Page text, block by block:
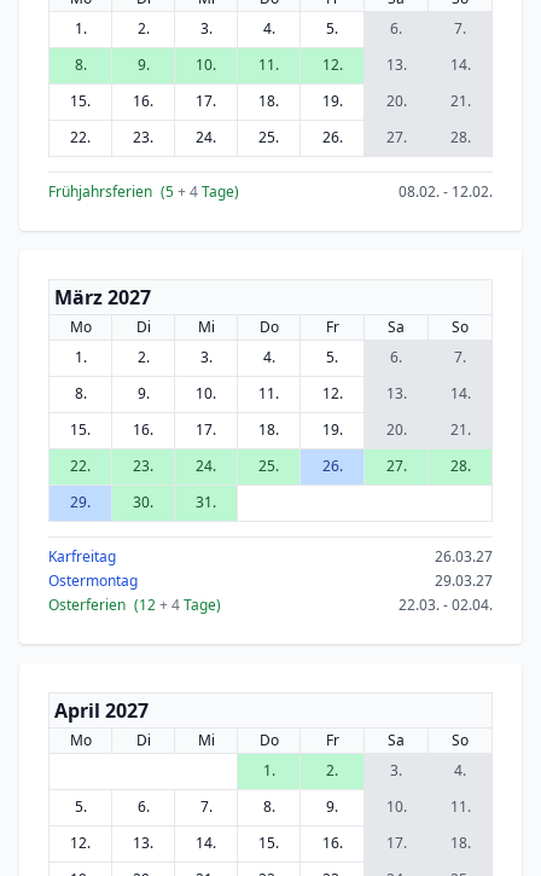
1.
2. 3. 4. 5. 6.
7.
8.
9. 10. 11. 12. 13.
14.
15.
16. 17. 18. 19. 20.
21.
22.
23. 24. 25. 26. 27. 28.
Frühjahrsferien (5+ 4Tage) 08.02. - 12.02.
März 2027
Mo Di Mi Do Fr Sa
So
1.
2. 3. 4. 5. 6.
7.
8.
9. 10. 11. 12. 13.
14.
15.
16. 17. 18. 19. 20.
21.
22.
23. 24. 25. 26. 27.
28.
29.
30. 31.
Karfreitag
26.03.27
Ostermontag
29.03.27
Osterferien (12+ 4Tage) 22.03. - 02.04.
April 2027
Mo Di Mi Do Fr Sa
So
1.
2. 3.
4.
5.
6. 7. 8. 9. 10.
11.
12.
13. 14. 15. 16. 17.
18.